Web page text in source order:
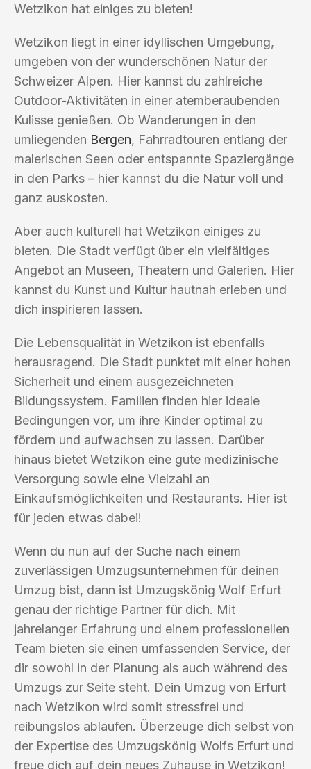
Wetzikon hat einiges zu bieten!
Wetzikon liegt in einer idyllischen Umgebung,
umgeben von der wunderschönen Natur der
Schweizer Alpen. Hier kannst du zahlreiche
Outdoor-Aktivitäten in einer atemberaubenden
Kulisse genießen. Ob Wanderungen in den
umliegenden Bergen, Fahrradtouren entlang der
malerischen Seen oder entspannte Spaziergänge
in den Parks – hier kannst du die Natur voll und
ganz auskosten.
Aber auch kulturell hat Wetzikon einiges zu
bieten. Die Stadt verfügt über ein vielfältiges
Angebot an Museen, Theatern und Galerien. Hier
kannst du Kunst und Kultur hautnah erleben und
dich inspirieren lassen.
Die Lebensqualität in Wetzikon ist ebenfalls
herausragend. Die Stadt punktet mit einer hohen
Sicherheit und einem ausgezeichneten
Bildungssystem. Familien finden hier ideale
Bedingungen vor, um ihre Kinder optimal zu
fördern und aufwachsen zu lassen. Darüber
hinaus bietet Wetzikon eine gute medizinische
Versorgung sowie eine Vielzahl an
Einkaufsmöglichkeiten und Restaurants. Hier ist
für jeden etwas dabei!
Wenn du nun auf der Suche nach einem
zuverlässigen Umzugsunternehmen für deinen
Umzug bist, dann ist Umzugskönig Wolf Erfurt
genau der richtige Partner für dich. Mit
jahrelanger Erfahrung und einem professionellen
Team bieten sie einen umfassenden Service, der
dir sowohl in der Planung als auch während des
Umzugs zur Seite steht. Dein Umzug von Erfurt
nach Wetzikon wird somit stressfrei und
reibungslos ablaufen. Überzeuge dich selbst von
der Expertise des Umzugskönig Wolfs Erfurt und
freue dich auf dein neues Zuhause in Wetzikon!